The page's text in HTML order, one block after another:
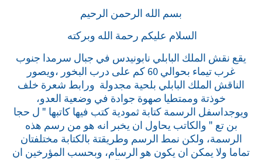
بسم الله الرحمن الرحيم
السلام عليكم رحمة الله وبركته
يقع نقش الملك البابلي نابونيدس في جبال سرمدا جنوب
غرب تيماء بحوالي 60 كم على درب البخور ،ويصور
الناقش الملك البابلي بلحية مجدولة ورابط شعرة خلف
خوذتة وممتطيا صهوة جوادة في وضعية العدو،
ويوجداسفل الرسمة كتابة ثمودية كتب فيها كاتبها " ل حجا
بن تع " والكاتب يحاول ان يخبر انه هو من رسم هذه
الرسمة، ولكن نمط الرسم وطريقتة بالكتابة مختلفتان
تماما ولا يمكن ان يكون هو الرسام، وبحسب المؤرخين ان